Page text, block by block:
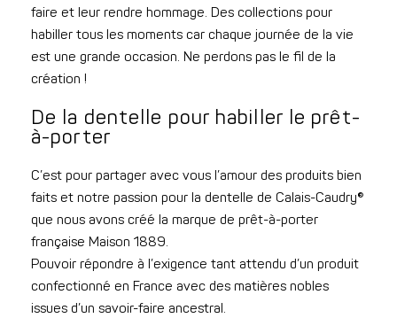
faire et leur rendre hommage. Des collections pour
habiller tous les moments car chaque journée de la vie
est une grande occasion. Ne perdons pas le fil de la
création !
De la dentelle pour habiller le prêt-
à-porter
C’est pour partager avec vous l’amour des produits bien
faits et notre passion pour la dentelle de Calais-Caudry®
que nous avons créé la marque de prêt-à-porter
française Maison 1889.
Pouvoir répondre à l’exigence tant attendu d’un produit
confectionné en France avec des matières nobles
issues d’un savoir-faire ancestral.